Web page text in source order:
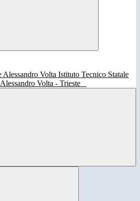
Istituto Tecnico Statale
Alessandro Volta - Trieste